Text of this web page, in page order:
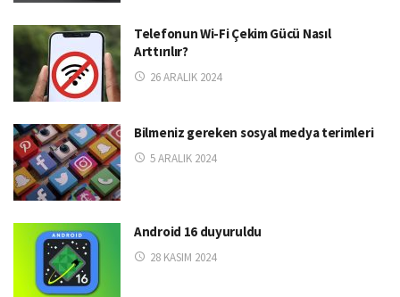
Telefonun Wi-Fi Çekim Gücü Nasıl
Arttırılır?
26 ARALIK 2024
Bilmeniz gereken sosyal medya terimleri
5 ARALIK 2024
Android 16 duyuruldu
28 KASIM 2024